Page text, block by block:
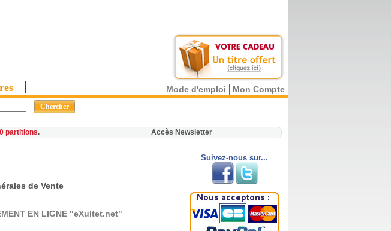
Mode d'emploi Mon Compte
partitions. Accès Newsletter
de Vente
EN LIGNE "eXultet.net"
Suivez-nous sur...